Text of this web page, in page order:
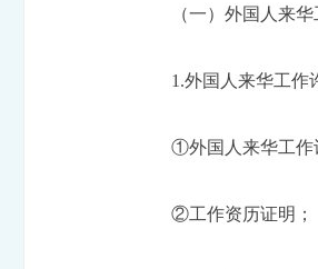
（一）外国人来
1.外国人来华工作
①外国人来华工作
②工作资历证明；